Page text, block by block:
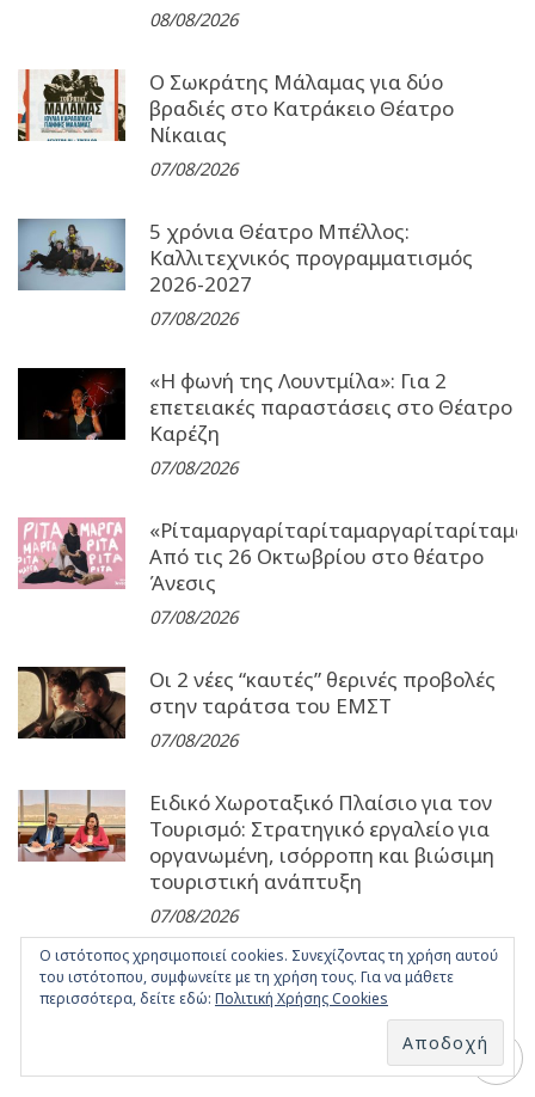
08/08/2026
Ο Σωκράτης Μάλαμας για δύο
βραδιές στο Κατράκειο Θέατρο
Νίκαιας
07/08/2026
5 χρόνια Θέατρο Μπέλλος:
Καλλιτεχνικός προγραμματισμός
2026-2027
07/08/2026
«Η φωνή της Λουντμίλα»: Για 2
επετειακές παραστάσεις στο Θέατρο
Καρέζη
07/08/2026
Από τις 26 Οκτωβρίου στο θέατρο
Άνεσις
07/08/2026
Οι 2 νέες “καυτές” θερινές προβολές
στην ταράτσα του ΕΜΣΤ
07/08/2026
Ειδικό Χωροταξικό Πλαίσιο για τον
Τουρισμό: Στρατηγικό εργαλείο για
οργανωμένη, ισόρροπη και βιώσιμη
τουριστική ανάπτυξη
07/08/2026
Ο ιστότοπος χρησιμοποιεί cookies. Συνεχίζοντας τη χρήση αυτού
του ιστότοπου, συμφωνείτε με τη χρήση τους. Για να μάθετε
περισσότερα, δείτε εδώ: Πολιτική Χρήσης Cookies